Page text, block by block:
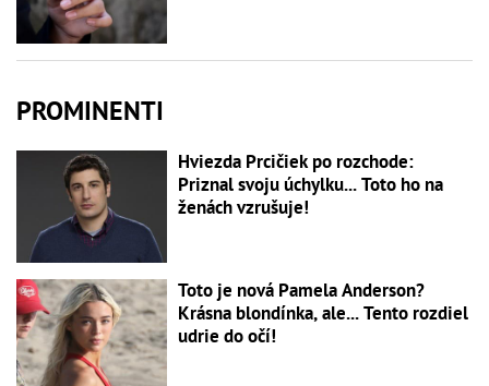
PROMINENTI
Hviezda Prcičiek po rozchode:
Priznal svoju úchylku... Toto ho na
ženách vzrušuje!
Toto je nová Pamela Anderson?
Krásna blondínka, ale... Tento rozdiel
udrie do očí!